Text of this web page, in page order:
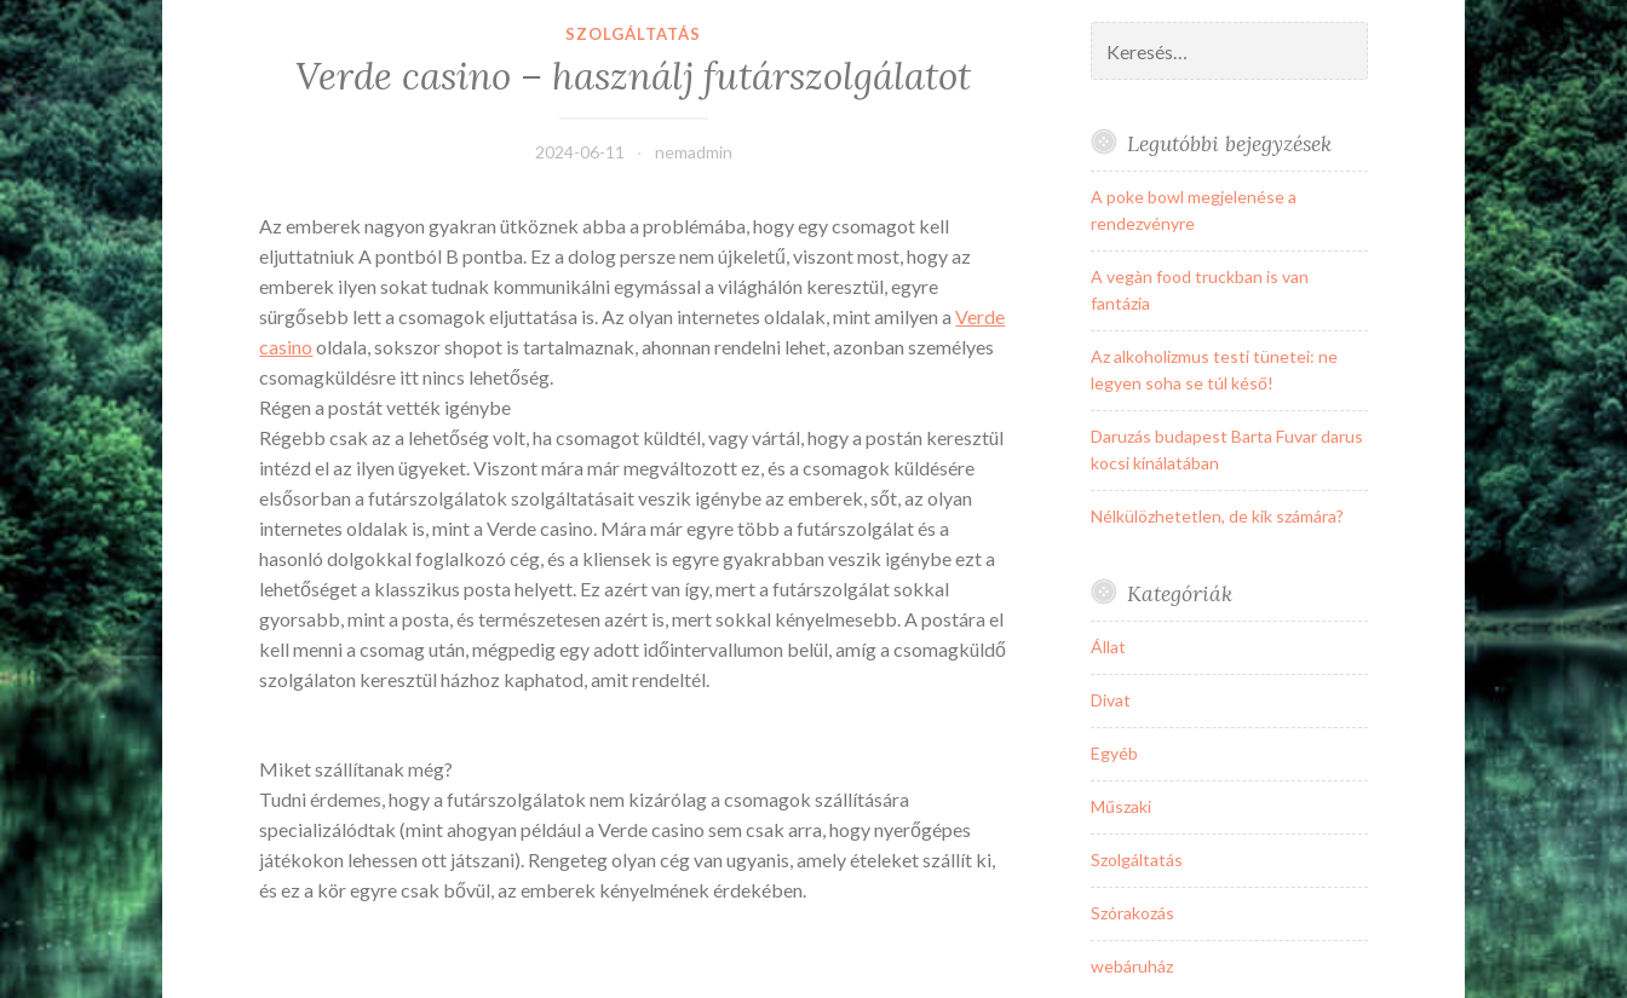
SZOLGÁLTATÁS
Verde casino – használj futárszolgálatot
2024-06-11 nemadmin
Az emberek nagyon gyakran ütköznek abba a problémába, hogy egy csomagot kell
eljuttatniuk A pontból B pontba. Ez a dolog persze nem újkeletű, viszont most, hogy az
emberek ilyen sokat tudnak kommunikálni egymással a világhálón keresztül, egyre
sürgősebb lett a csomagok eljuttatása is. Az olyan internetes oldalak, mint amilyen aVerde
casino oldala, sokszor shopot is tartalmaznak, ahonnan rendelni lehet, azonban személyes
csomagküldésre itt nincs lehetőség.
Régen a postát vették igénybe
Régebb csak az a lehetőség volt, ha csomagot küldtél, vagy vártál, hogy a postán keresztül
intézd el az ilyen ügyeket. Viszont mára már megváltozott ez, és a csomagok küldésére
elsősorban a futárszolgálatok szolgáltatásait veszik igénybe az emberek, sőt, az olyan
internetes oldalak is, mint a Verde casino. Mára már egyre több a futárszolgálat és a
hasonló dolgokkal foglalkozó cég, és a kliensek is egyre gyakrabban veszik igénybe ezt a
lehetőséget a klasszikus posta helyett. Ez azért van így, mert a futárszolgálat sokkal
gyorsabb, mint a posta, és természetesen azért is, mert sokkal kényelmesebb. A postára el
kell menni a csomag után, mégpedig egy adott időintervallumon belül, amíg a csomagküldő
szolgálaton keresztül házhoz kaphatod, amit rendeltél.
Miket szállítanak még?
Tudni érdemes, hogy a futárszolgálatok nem kizárólag a csomagok szállítására
specializálódtak (mint ahogyan például a Verde casino sem csak arra, hogy nyerőgépes
játékokon lehessen ott játszani). Rengeteg olyan cég van ugyanis, amely ételeket szállít ki,
és ez a kör egyre csak bővül, az emberek kényelmének érdekében.
Legutóbbi bejegyzések
A poke bowl megjelenése a
rendezvényre
A vegàn food truckban is van
fantázia
Az alkoholizmus testi tünetei: ne
legyen soha se túl késő!
Daruzás budapest Barta Fuvar darus
kocsi kínálatában
Nélkülözhetetlen, de kik számára?
Kategóriák
Állat
Divat
Egyéb
Műszaki
Szolgáltatás
Szórakozás
webáruház